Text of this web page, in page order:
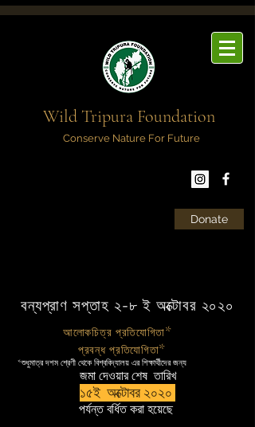
Wild Tripura Foundation
Conserve Nature For Future
Donate
বন্যপ্রাণ সপ্তাহ ২-৮ ই অক্টোবর ২০২০
প্রবন্ধ প্রতিযোগিতা*
জমা দেওয়ার শেষ তারিখ
১৫ই অক্টোবর ২০২০
পর্যন্ত বর্ধিত করা হয়েছে
*শুধুমাত্র দশম শ্রেণী থেকে বিশ্ববিদ্যালয় এর শিক্ষার্থীদের জন্য
আলোকচিত্র প্রতিযোগিতা*